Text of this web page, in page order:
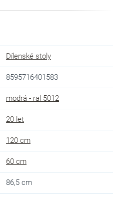
Dílenské stoly
8595716401583
modrá - ral 5012
20 let
120 cm
60 cm
86,5 cm